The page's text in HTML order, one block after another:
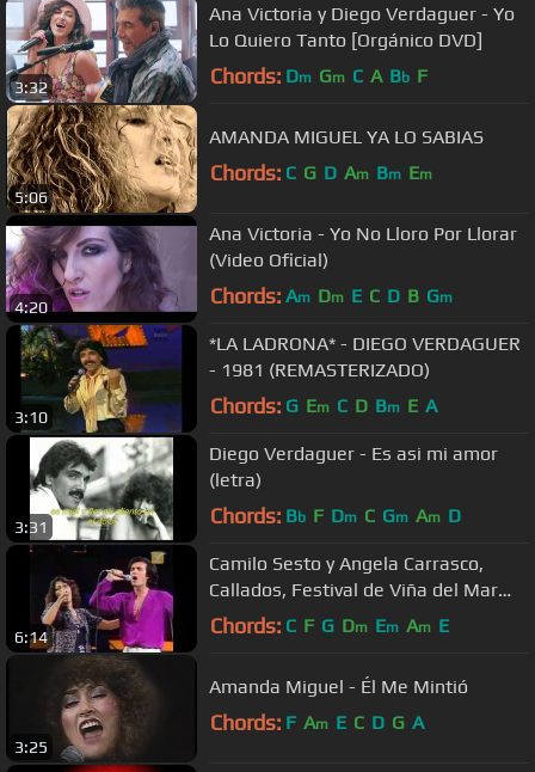
3:32
Ana Victoria y Diego Verdaguer - Yo
Lo Quiero Tanto [Orgánico DVD]
Chords: Dm Gm C A Bb F
5:06
AMANDA MIGUEL YA LO SABIAS
Chords: C G D Am Bm Em
4:20
Ana Victoria - Yo No Lloro Por Llorar
(Video Oficial)
Chords: Am Dm E C D B Gm
3:10
*LA LADRONA* - DIEGO VERDAGUER
- 1981 (REMASTERIZADO)
Chords: G Em C D Bm E A
3:31
Diego Verdaguer - Es asi mi amor
(letra)
Chords: Bb F Dm C Gm Am D
6:14
Camilo Sesto y Angela Carrasco,
Callados, Festival de Viña del Mar
1981
Chords: C F G Dm Em Am E
3:25
Amanda Miguel - Él Me Mintió
Chords: F Am E C D G A